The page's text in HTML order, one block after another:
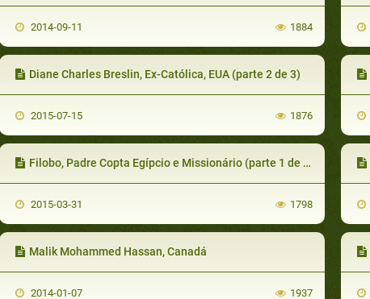
2014-09-11 1884
Diane Charles Breslin, Ex-Católica, EUA (parte 2 de 3)
2015-07-15 1876
Filobo, Padre Copta Egípcio e Missionário (parte 1 de 2)
2015-03-31 1798
Malik Mohammed Hassan, Canadá
2014-01-07 1937